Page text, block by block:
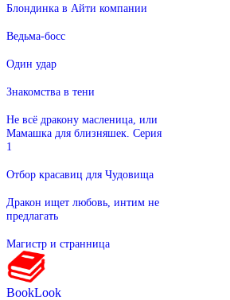
Блондинка в Айти компании
Ведьма-босс
Один удар
Знакомства в тени
Не всё дракону масленица, или
Мамашка для близняшек. Серия
1
Отбор красавиц для Чудовища
Дракон ищет любовь, интим не
предлагать
Магистр и странница
BookLook